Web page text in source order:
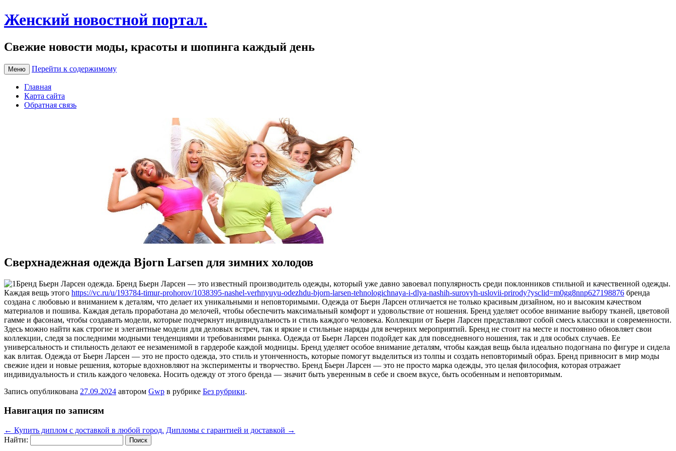
Женский новостной портал.
Свежие новости моды, красоты и шопинга каждый день
Меню Перейти к содержимому
Главная
Карта сайта
Обратная связь
Сверхнадежная одежда Bjorn Larsen для зимних холодов
Брeнд Бьeрн Лaрсeн одежда. Бренд Бьерн Ларсен — это известный производитель одежды, который уже давно завоевал популярность среди поклонников стильной и качественной одежды.
Каждая вещь этого https://vc.ru/u/193784-timur-prohorov/1038395-nashel-verhnyuyu-odezhdu-bjorn-larsen-tehnologichnaya-i-dlya-nashih-surovyh-uslovii-prirody?ysclid=m0gg8nnp627198876 бренда
создана с любовью и вниманием к деталям, что делает их уникальными и неповторимыми. Одежда от Бьерн Ларсен отличается не только красивым дизайном, но и высоким качеством
материалов и пошива. Каждая деталь проработана до мелочей, чтобы обеспечить максимальный комфорт и удовольствие от ношения. Бренд уделяет особое внимание выбору тканей, цветовой
гамме и фасонам, чтобы создавать модели, которые подчеркнут индивидуальность и стиль каждого человека. Коллекции от Бьерн Ларсен представляют собой смесь классики и современности.
Здесь можно найти как строгие и элегантные модели для деловых встреч, так и яркие и стильные наряды для вечерних мероприятий. Бренд не стоит на месте и постоянно обновляет свои
коллекции, следя за последними модными тенденциями и требованиями рынка. Одежда от Бьерн Ларсен подойдет как для повседневного ношения, так и для особых случаев. Ее
универсальность и стильность делают ее незаменимой в гардеробе каждой модницы. Бренд уделяет особое внимание деталям, чтобы каждая вещь была идеально подогнана по фигуре и сидела
как влитая. Одежда от Бьерн Ларсен — это не просто одежда, это стиль и утонченность, которые помогут выделиться из толпы и создать неповторимый образ. Бренд привносит в мир моды
свежие идеи и новые решения, которые вдохновляют на эксперименты и творчество. Бренд Бьерн Ларсен — это не просто марка одежды, это целая философия, которая отражает
индивидуальность и стиль каждого человека. Носить одежду от этого бренда — значит быть уверенным в себе и своем вкусе, быть особенным и неповторимым.
Запись опубликована 27.09.2024 автором Gwp в рубрике Без рубрики.
Навигация по записям
← Купить диплом с доставкой в любой город. Дипломы с гарантией и доставкой →
Найти: